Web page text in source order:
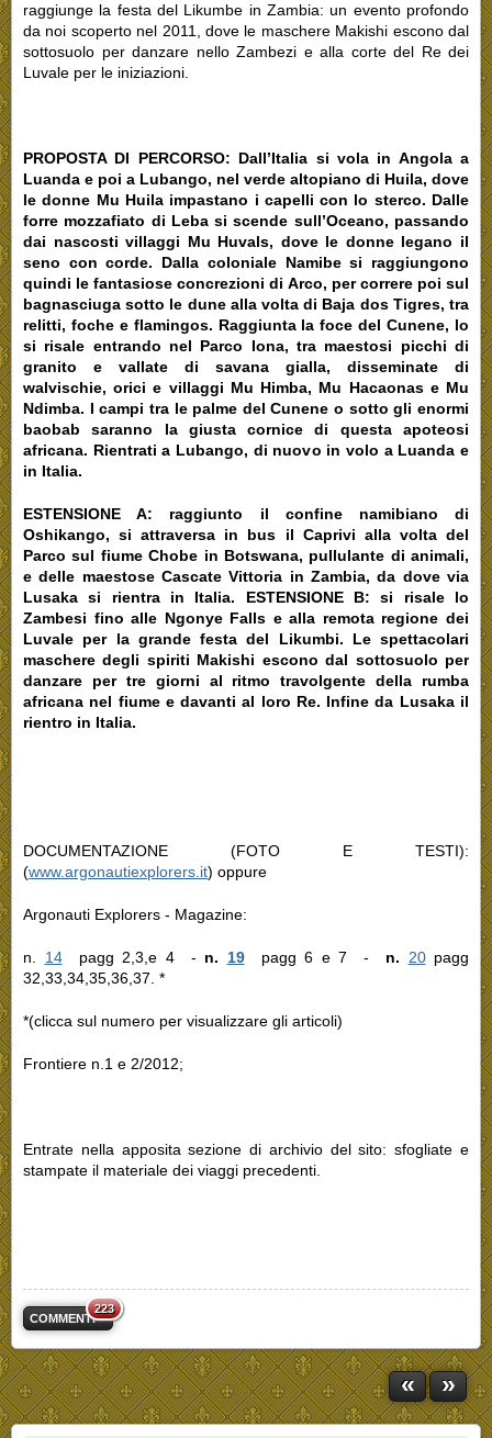
raggiunge la festa del Likumbe in Zambia: un evento profondo
da noi scoperto nel 2011, dove le maschere Makishi escono dal
sottosuolo per danzare nello Zambezi e alla corte del Re dei
Luvale per le iniziazioni.
PROPOSTA DI PERCORSO: Dall’Italia si vola in Angola a
Luanda e poi a Lubango, nel verde altopiano di Huila, dove
le donne Mu Huila impastano i capelli con lo sterco. Dalle
forre mozzafiato di Leba si scende sull’Oceano, passando
dai nascosti villaggi Mu Huvals, dove le donne legano il
seno con corde. Dalla coloniale Namibe si raggiungono
quindi le fantasiose concrezioni di Arco, per correre poi sul
bagnasciuga sotto le dune alla volta di Baja dos Tigres, tra
relitti, foche e flamingos. Raggiunta la foce del Cunene, lo
si risale entrando nel Parco Iona, tra maestosi picchi di
granito e vallate di savana gialla, disseminate di
walvischie, orici e villaggi Mu Himba, Mu Hacaonas e Mu
Ndimba. I campi tra le palme del Cunene o sotto gli enormi
baobab saranno la giusta cornice di questa apoteosi
africana. Rientrati a Lubango, di nuovo in volo a Luanda e
in Italia.
ESTENSIONE A: raggiunto il confine namibiano di
Oshikango, si attraversa in bus il Caprivi alla volta del
Parco sul fiume Chobe in Botswana, pullulante di animali,
e delle maestose Cascate Vittoria in Zambia, da dove via
Lusaka si rientra in Italia. ESTENSIONE B: si risale lo
Zambesi fino alle Ngonye Falls e alla remota regione dei
Luvale per la grande festa del Likumbi. Le spettacolari
maschere degli spiriti Makishi escono dal sottosuolo per
danzare per tre giorni al ritmo travolgente della rumba
africana nel fiume e davanti al loro Re. Infine da Lusaka il
rientro in Italia.
DOCUMENTAZIONE (FOTO E TESTI):
(www.argonautiexplorers.it) oppure
Argonauti Explorers - Magazine:
n. 14pagg 2,3,e 4 - n. 19 pagg 6 e 7 - n. 20pagg
32,33,34,35,36,37. *
*(clicca sul numero per visualizzare gli articoli)
Frontiere n.1 e 2/2012;
Entrate nella apposita sezione di archivio del sito: sfogliate e
stampate il materiale dei viaggi precedenti.
COMMENTI
223
« »